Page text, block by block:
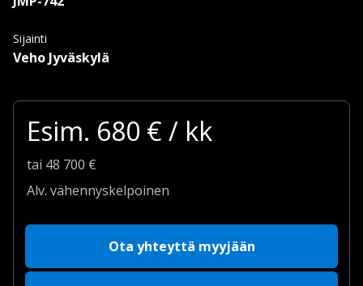
Sijainti
Veho Jyväskylä
Esim. 680 € / kk
tai 48 700 €
Alv. vähennyskelpoinen
Ota yhteyttä myyjään